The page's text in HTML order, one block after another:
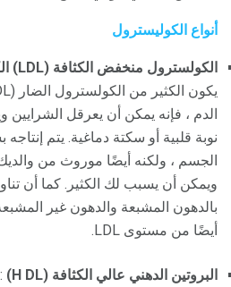
أنواع الكوليسترول
الكولسترول منخفض الكثافة (LDL) الكولسترول
الدم ، فإنه يمكن أن يعرقل
نوبة قلبية أو سكتة دماغية. يتم
الجسم ، ولكنه أيضًا موروث من
ويمكن أن يسبب لك الكثير. كما أن
بالدهون المشبعة والدهون غير
أيضًا من مستوى LDL.
البروتين الدهني عالي الكثافة (HDL)